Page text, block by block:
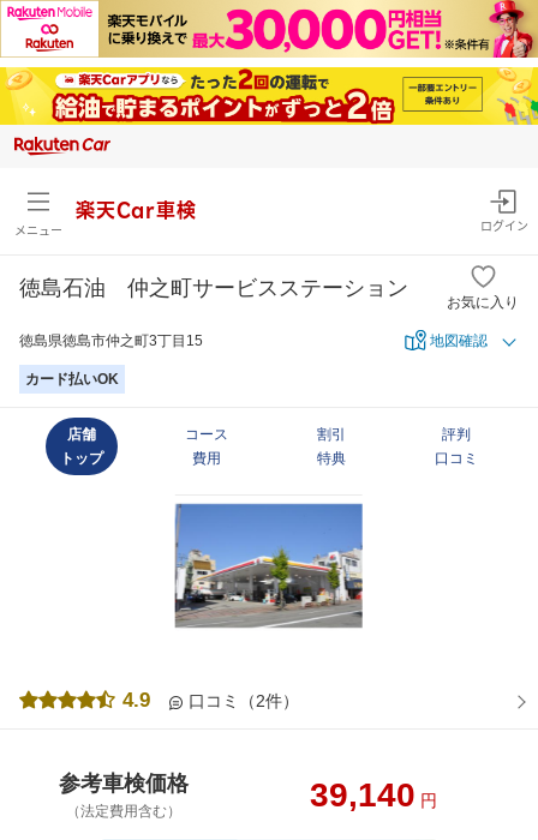
メニュー
楽天Car車検
ログイン
徳島石油 仲之町サービスステーション
お気に入り
徳島県徳島市仲之町3丁目15 地図確認
カード払いOK
店舗
トップ
コース
費用
割引
特典
評判
口コミ
4.9 口コミ（2件）
参考車検価格
（法定費用含む） 39,140 円